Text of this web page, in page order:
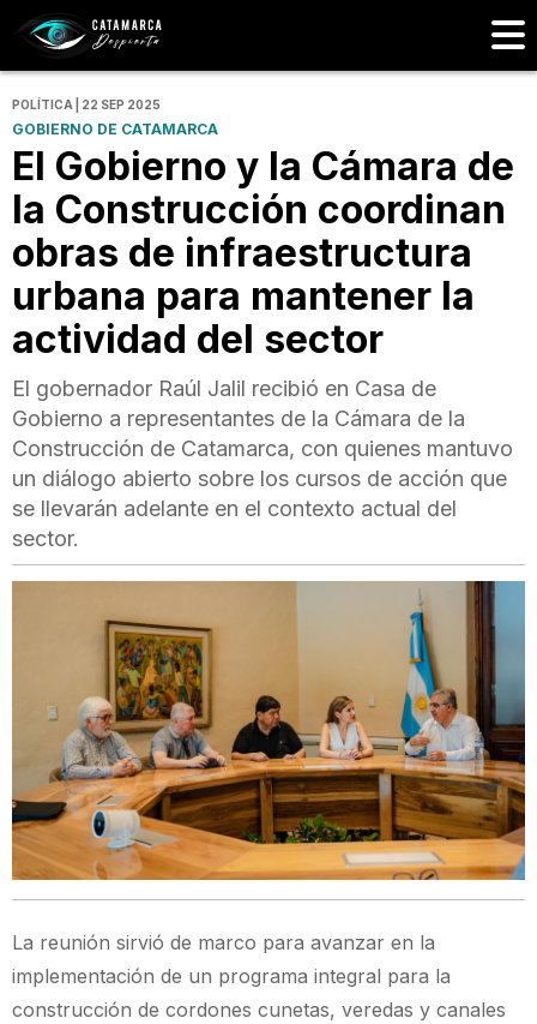
POLÍTICA | 22 SEP 2025
GOBIERNO DE CATAMARCA
El Gobierno y la Cámara de
la Construcción coordinan
obras de infraestructura
urbana para mantener la
actividad del sector
El gobernador Raúl Jalil recibió en Casa de
Gobierno a representantes de la Cámara de la
Construcción de Catamarca, con quienes mantuvo
un diálogo abierto sobre los cursos de acción que
se llevarán adelante en el contexto actual del
sector.
La reunión sirvió de marco para avanzar en la
implementación de un programa integral para la
construcción de cordones cunetas, veredas y canales